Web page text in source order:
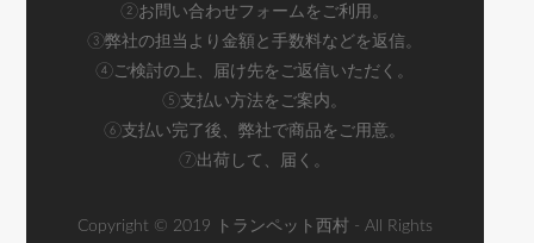
②お問い合わせフォームをご利用。
③弊社の担当より金額と手数料などを返信。
④ご検討の上、届け先をご返信いただく。
⑤支払い方法をご案内。
⑥支払い完了後、弊社で商品をご用意。
⑦出荷して、届く。
Copyright © 2019 トランペット西村 - All Rights